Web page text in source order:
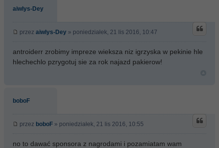
aiwlys-Dey
przez aiwlys-Dey » poniedziałek, 21 lis 2016, 10:47
antroiderr zrobimy impreze wieksza niz igrzyska w pekinie hle
hlechechlo pzrygotuj sie za rok najazd pakierow!
boboF
przez boboF » poniedziałek, 21 lis 2016, 10:55
no to dawać sponsora z nagrodami i pozamiatam wam